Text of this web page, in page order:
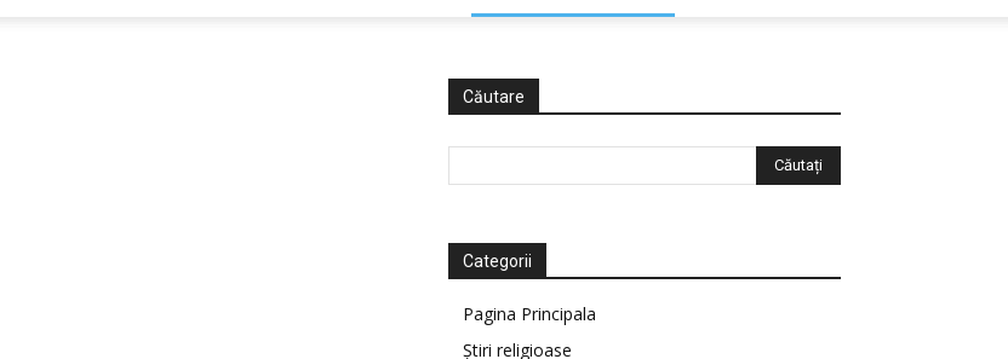
Căutare
Categorii
Pagina Principala
Știri religioase